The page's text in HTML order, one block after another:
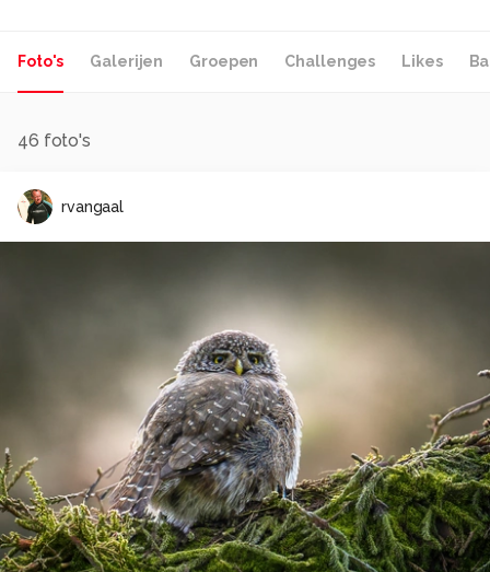
fotografeer daar ik zo nu en dan modellen, meestal
portretten.
Vanwege het hebben van een baan fotografeer ik altijd
commercieel bezig.
70mm f/2.8 L en de 85mm f/1.4, daarnaast is de 70-
200mm f/2.8 IS USM L lens ook geweldig.
Verder is binnen de 50/1.4 erg handig voor shots met
weinig scherptediepte zonder flits.
Voor minder scherptediepte gebruik ik ook wel ND filters
omdat de flitsers best veel licht produceren. Lijkt het je
wat, mail dan!
Alle rechten voorbehouden
Foto's Galerijen Groepen Challenges Likes
46 foto's
rvangaal